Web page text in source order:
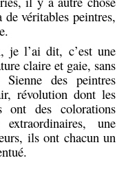
véritables peintres,
je l’ai dit, c’est une
claire et gaie, sans
des peintres
révolution dont les
ont des colorations
une
ils ont chacun un